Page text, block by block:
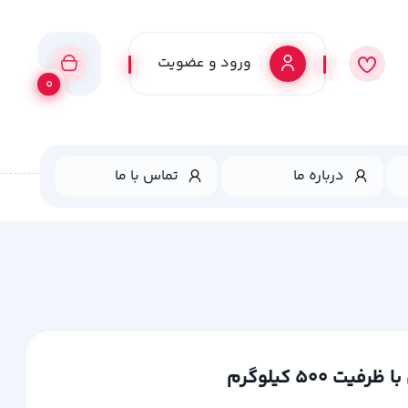
ورود و عضویت
0
درباره ما تماس با ما
کیلوگرم